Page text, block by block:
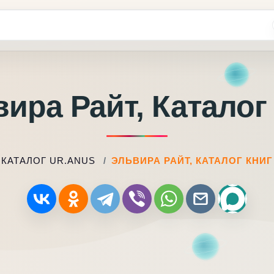
Райт, Каталог
КАТАЛОГ UR.ANUS ЭЛЬВИРА РАЙТ, КАТАЛОГ КНИГ